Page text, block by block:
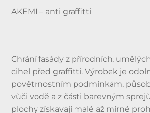
AKEMI – anti graffitti
Chrání fasády z přírodních,
cihel před graffitti. Výrobek je
povětrnostním podmínkám,
vůči vodě a z části barevným
plochy získavají malé až mírné